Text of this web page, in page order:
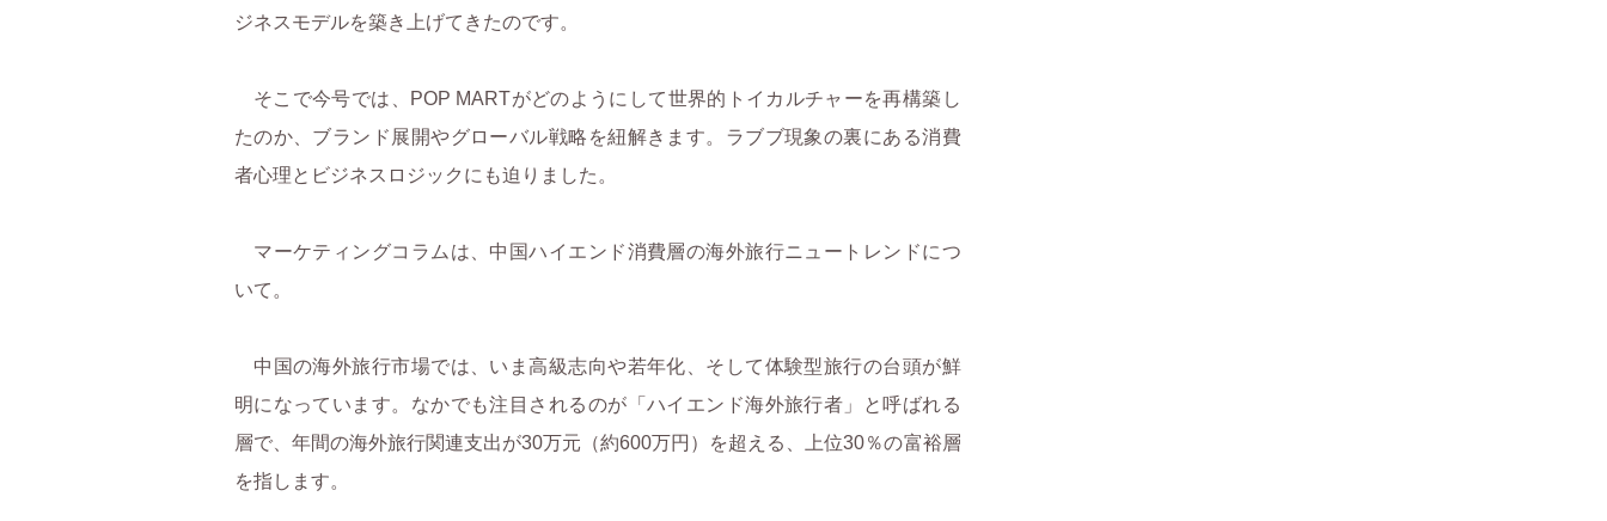
ジネスモデルを築き上げてきたのです。
そこで今号では、POP MARTがどのようにして世界的トイカルチャーを再構築し
たのか、ブランド展開やグローバル戦略を紐解きます。ラブブ現象の裏にある消費
者心理とビジネスロジックにも迫りました。
マーケティングコラムは、中国ハイエンド消費層の海外旅行ニュートレンドにつ
いて。
中国の海外旅行市場では、いま高級志向や若年化、そして体験型旅行の台頭が鮮
明になっています。なかでも注目されるのが「ハイエンド海外旅行者」と呼ばれる
層で、年間の海外旅行関連支出が30万元（約600万円）を超える、上位30％の富裕層
を指します。